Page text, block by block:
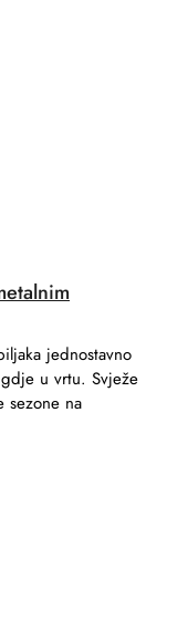
jednostavno
u vrtu. Svježe
sezone na